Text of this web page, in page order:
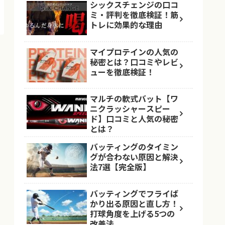
シックスチェンジの口コ
ミ・評判を徹底検証！筋
トレに効果的な理由
マイプロテインの人気の
秘密とは？口コミやレビ
ューを徹底検証！
マルチの軟式バット【ワ
ニクラッシャースピー
ド】口コミと人気の秘密
とは？
バッティングのタイミン
グが合わない原因と解決
法7選【完全版】
バッティングでフライば
かり出る原因と直し方！
打球角度を上げる5つの